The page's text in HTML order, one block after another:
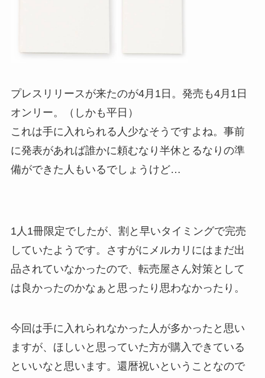
プレスリリースが来たのが4月1日。発売も4月1日
オンリー。（しかも平日）
これは手に入れられる人少なそうですよね。事前
に発表があれば誰かに頼むなり半休とるなりの準
備ができた人もいるでしょうけど…
1人1冊限定でしたが、割と早いタイミングで完売
していたようです。さすがにメルカリにはまだ出
品されていなかったので、転売屋さん対策として
は良かったのかなぁと思ったり思わなかったり。
今回は手に入れられなかった人が多かったと思い
ますが、ほしいと思っていた方が購入できている
といいなと思います。還暦祝いということなので